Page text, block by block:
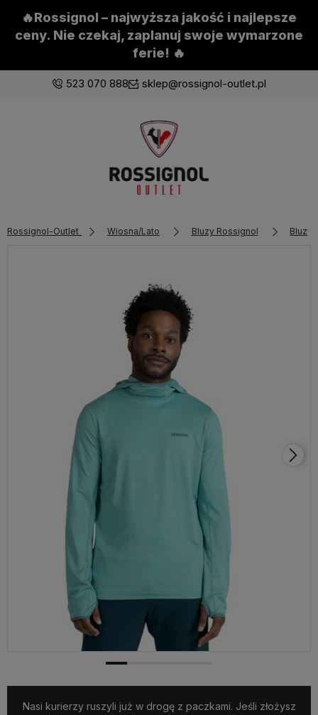
🔥Rossignol – najwyższa jakość i najlepsze
ceny. Nie czekaj, zaplanuj swoje wymarzone
ferie! 🔥
523 070 888 sklep@rossignol-outlet.pl
Zaloguj się
Załóż konto
Rossignol-Outlet Wiosna/Lato Bluzy Rossignol Bluzy
Nasi kurierzy ruszyli już w drogę z paczkami. Jeśli złożysz